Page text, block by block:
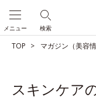
検索
メニュー
TOP マガジン（美容
スキンケア